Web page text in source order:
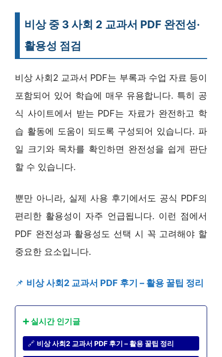
비상 중 3 사회 2 교과서 PDF 완전성·
활용성 점검
비상 사회2 교과서 PDF는 부록과 수업 자료 등이
포함되어 있어 학습에 매우 유용합니다. 특히 공
식 사이트에서 받는 PDF는 자료가 완전하고 학
습 활동에 도움이 되도록 구성되어 있습니다. 파
일 크기와 목차를 확인하면 완전성을 쉽게 판단
할 수 있습니다.
뿐만 아니라, 실제 사용 후기에서도 공식 PDF의
편리한 활용성이 자주 언급됩니다. 이런 점에서
PDF 완전성과 활용성도 선택 시 꼭 고려해야 할
중요한 요소입니다.
📌 비상 사회2 교과서 PDF 후기 – 활용 꿀팁 정리
➕ 실시간 인기글
🔗 비상 사회2 교과서 PDF 후기 – 활용 꿀팁 정리